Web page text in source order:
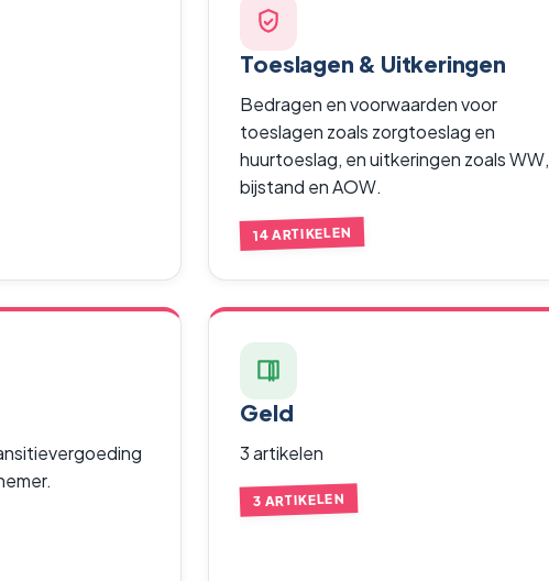
Toeslagen & Uitkeringen
Bedragen en voorwaarden voor
toeslagen zoals zorgtoeslag en
huurtoeslag, en uitkeringen zoals WW,
bijstand en AOW.
14 ARTIKELEN
Geld
3 artikelen
3 ARTIKELEN